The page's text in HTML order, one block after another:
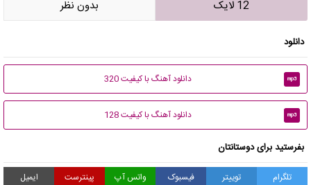
12 لایک بدون نظر
دانلود
mp3 دانلود آهنگ با کیفیت 320
mp3 دانلود آهنگ با کیفیت 128
بفرستید برای دوستانتان
تلگرام توییتر فیسبوک واتس آپ پینترست ایمیل